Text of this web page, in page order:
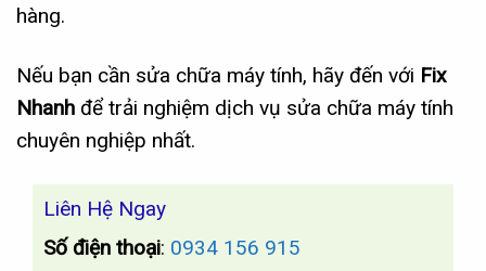
hàng.
Nếu bạn cần sửa chữa máy tính, hãy đến với Fix
Nhanh để trải nghiệm dịch vụ sửa chữa máy tính
chuyên nghiệp nhất.
Liên Hệ Ngay
Số điện thoại: 0934 156 915